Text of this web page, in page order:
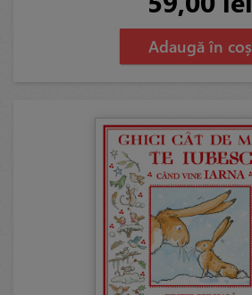
Adaugă în coș